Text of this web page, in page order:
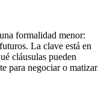
formalidad menor:
La clave está en
cláusulas pueden
para negociar o matizar